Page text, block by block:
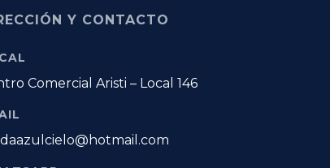
Y CONTACTO
Comercial Aristi – Local 146